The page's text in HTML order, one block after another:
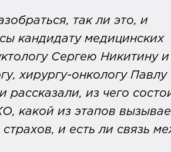
так ли это, и
кандидату медицинских
Сергею Никитину и
хирургу-онкологу Павлу
рассказали, из чего
какой из этапов
и есть ли связь